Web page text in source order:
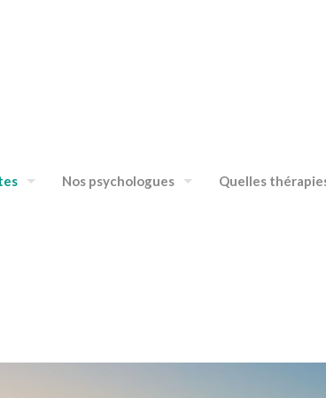
Nos psychologues Quelles